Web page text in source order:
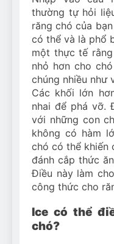
thường tự hỏi
răng chó của
có thể và là phổ
một thực tế
nhỏ hơn cho
chúng nhiều như
Các khối lớn
nhai để phá vỡ.
với những con
không có hàm
chó có thể khiến
đánh cắp thức
Điều này làm
công thức cho
Ice có thể
chó?